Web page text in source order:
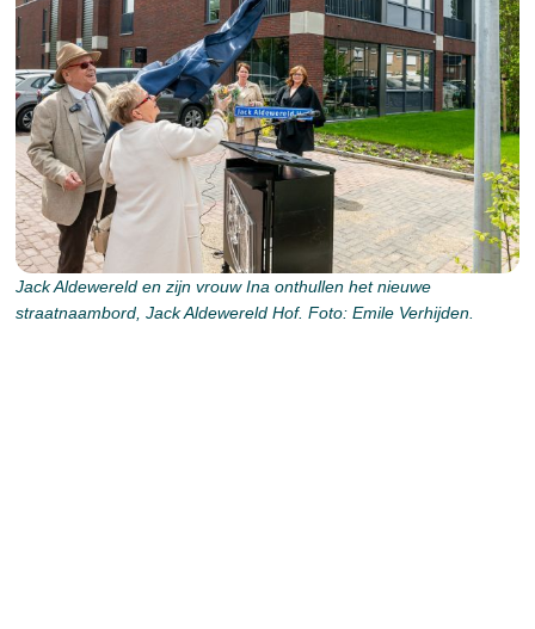
Jack Aldewereld en zijn vrouw Ina onthullen het nieuwe
straatnaambord, Jack Aldewereld Hof. Foto: Emile Verhijden.